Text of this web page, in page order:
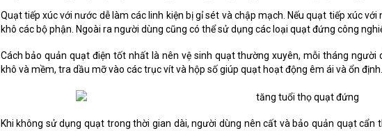
Quạt tiếp xúc với nước dễ làm các linh kiện bị gỉ sét và chập mạch. Nếu quạt tiếp xúc
khô các bộ phận. Ngoài ra người dùng cũng có thể sử dụng các loại quạt đứng công
Cách bảo quản quạt điện tốt nhất là nên vệ sinh quạt thường xuyên, mỗi tháng người
khô và mềm, tra dầu mỡ vào các trục vít và hộp số giúp quạt hoạt động êm ái và ổn định.
Khi không sử dụng quạt trong thời gian dài, người dùng nên cất và bảo quản quạt cẩn